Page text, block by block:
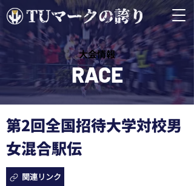
​大会情報
RACE
第2回全国招待大学対校男
女混合駅伝
関連リンク